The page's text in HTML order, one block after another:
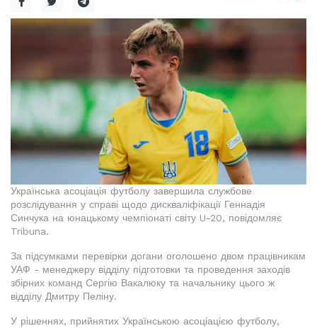
Українська асоціація футболу завершила службове
розслідування у справі щодо дискваліфікації Геннадія
Синчука на юнацькому чемпіонаті світу U-20, повідомляє
Tribuna.
За підсумками перевірки догани оголошено двом працівникам
УАФ - менеджеру відділу підготовки та проведення заходів
збірних команд Сергію Вакалюку та начальнику цього ж
відділу Дмитру Пеліну.
У рішеннях, прийнятих Українською асоціацією футболу,